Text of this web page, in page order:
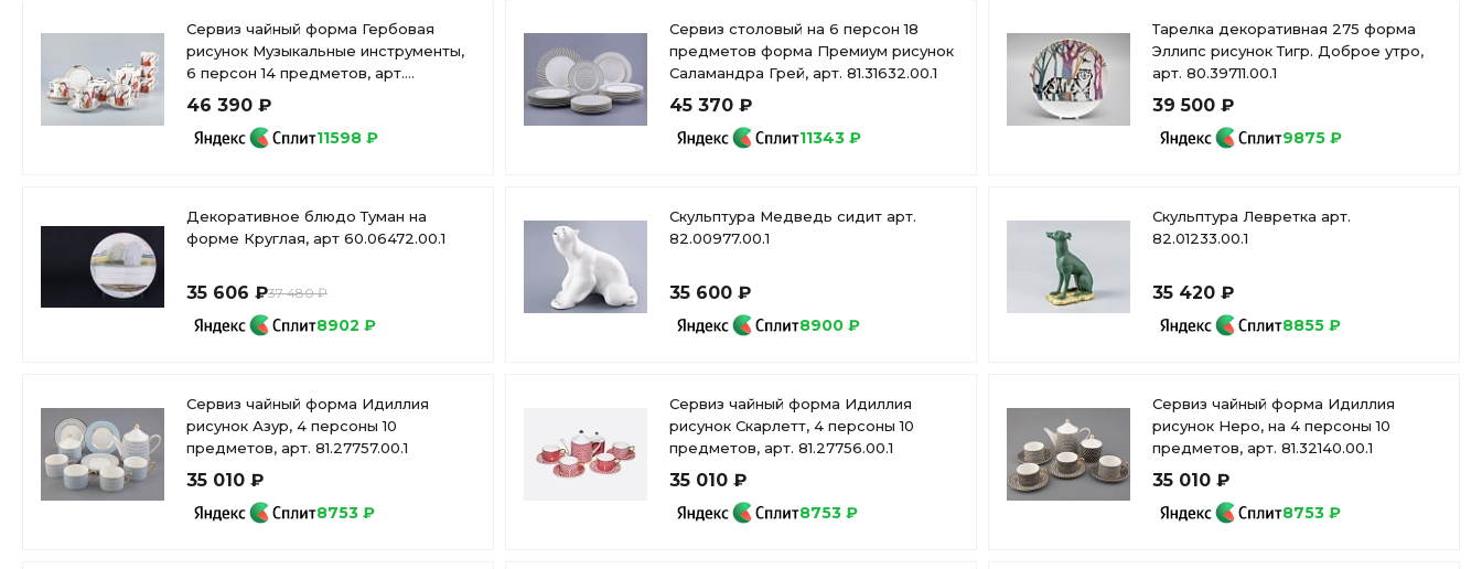
Сервиз чайный форма Гербовая
рисунок Музыкальные инструменты,
6 персон 14 предметов, арт.
81.28041.00.1
46 390 ₽
11598 ₽
Сервиз столовый на 6 персон 18
предметов форма Премиум рисунок
Саламандра Грей, арт. 81.31632.00.1
45 370 ₽
11343 ₽
Тарелка декоративная 275 форма
Эллипс рисунок Тигр. Доброе утро,
арт. 80.39711.00.1
39 500 ₽
9875 ₽
Декоративное блюдо Туман на
форме Круглая, арт 60.06472.00.1
35 606 ₽37 480 ₽
8902 ₽
Скульптура Медведь сидит арт.
82.00977.00.1
35 600 ₽
8900 ₽
Скульптура Левретка арт.
82.01233.00.1
35 420 ₽
8855 ₽
Сервиз чайный форма Идиллия
рисунок Азур, 4 персоны 10
предметов, арт. 81.27757.00.1
35 010 ₽
8753 ₽
Сервиз чайный форма Идиллия
рисунок Скарлетт, 4 персоны 10
предметов, арт. 81.27756.00.1
35 010 ₽
8753 ₽
Сервиз чайный форма Идиллия
рисунок Неро, на 4 персоны 10
предметов, арт. 81.32140.00.1
35 010 ₽
8753 ₽